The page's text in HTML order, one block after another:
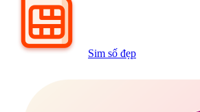
Sim số đẹp